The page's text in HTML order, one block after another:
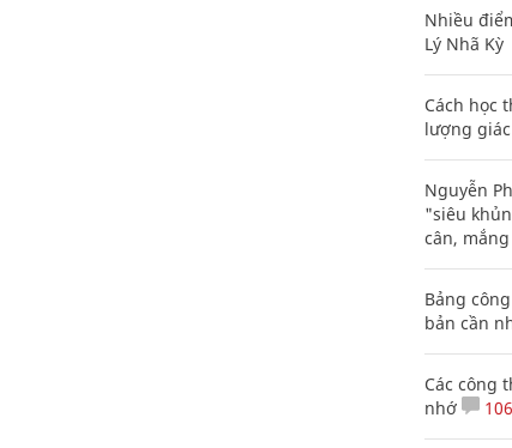
Nhiều
Lý Nhã Kỳ
Cách học
lượng
Nguyễn
"siêu
cân,
Bảng
bản cần
Các công
nhớ
106